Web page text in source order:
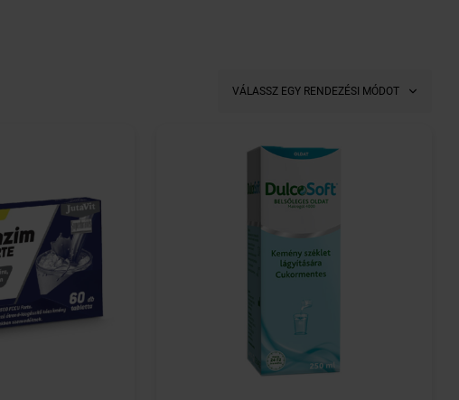
VÁLASSZ EGY RENDEZÉSI MÓDOT